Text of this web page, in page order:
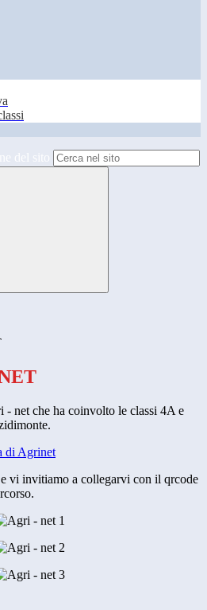
del sito
- net che ha coinvolto le classi 4A e
di Agrinet
vi invitiamo a collegarvi con il qrcode